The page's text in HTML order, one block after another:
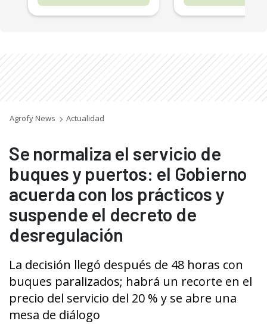
Agrofy News Actualidad
Se normaliza el servicio de
buques y puertos: el Gobierno
acuerda con los prácticos y
suspende el decreto de
desregulación
La decisión llegó después de 48 horas con
buques paralizados; habrá un recorte en el
precio del servicio del 20 % y se abre una
mesa de diálogo